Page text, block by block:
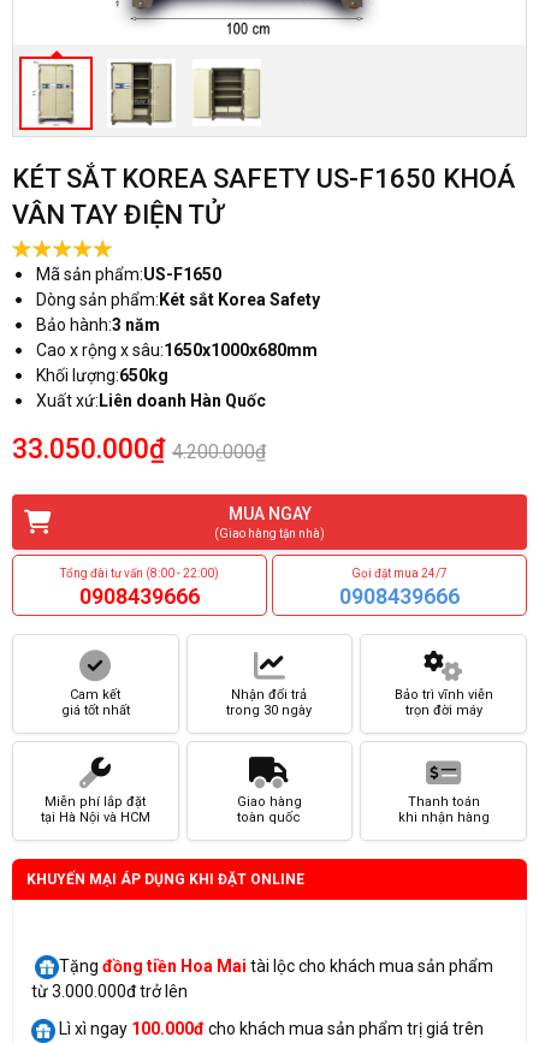
KÉT SẮT KOREA SAFETY US-F1650 KHOÁ
VÂN TAY ĐIỆN TỬ
Mã sản phẩm:US-F1650
Dòng sản phẩm: Két sắt Korea Safety
Bảo hành:3 năm
Cao x rộng x sâu:1650x1000x680mm
Khối lượng:650kg
Xuất xứ: Liên doanh Hàn Quốc
33.050.000₫ 4.200.000₫
MUA NGAY
(Giao hàng tận nhà)
Tổng đài tư vấn (8:00 - 22:00)
0908439666
Gọi đặt mua 24/7
0908439666
Cam kết
giá tốt nhất
Nhận đổi trả
trong 30 ngày
Bảo trì vĩnh viễn
trọn đời máy
Miễn phí lắp đặt
tại Hà Nội và HCM
Giao hàng
toàn quốc
Thanh toán
khi nhận hàng
KHUYẾN MẠI ÁP DỤNG KHI ĐẶT ONLINE
Tặng đồng tiền Hoa Mai tài lộc cho khách mua sản phẩm
từ 3.000.000đ trở lên
Lì xì ngay 100.000đcho khách mua sản phẩm trị giá trên